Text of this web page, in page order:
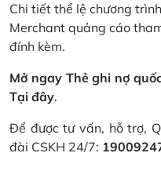
Chi tiết thể lệ chương
Merchant quảng cáo
đính kèm.
Mở ngay Thẻ ghi nợ
Tại đây.
Để được tư vấn, hỗ trợ,
đài CSKH 24/7: